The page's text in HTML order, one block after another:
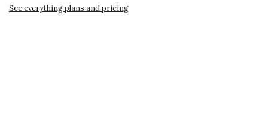
See everything plans and pricing